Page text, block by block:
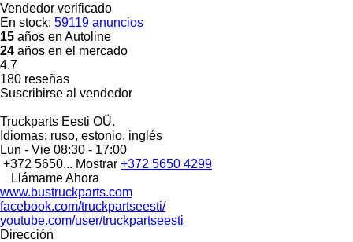
Vendedor verificado
En stock: 59119 anuncios
15 años en Autoline
24 años en el mercado
4.7
180 reseñas
Suscribirse al vendedor
Truckparts Eesti OÜ.
Idiomas: ruso, estonio, inglés
Lun - Vie 08:30 - 17:00
+372 5650... Mostrar +372 5650 4299
Llámame Ahora
www.bustruckparts.com
facebook.com/truckpartseesti/
youtube.com/user/truckpartseesti
Dirección